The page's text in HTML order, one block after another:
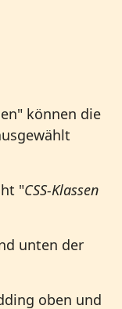
können die
"CSS-Klassen
unten der
oben und